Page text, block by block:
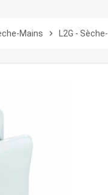
Mains chevron_right L2G -